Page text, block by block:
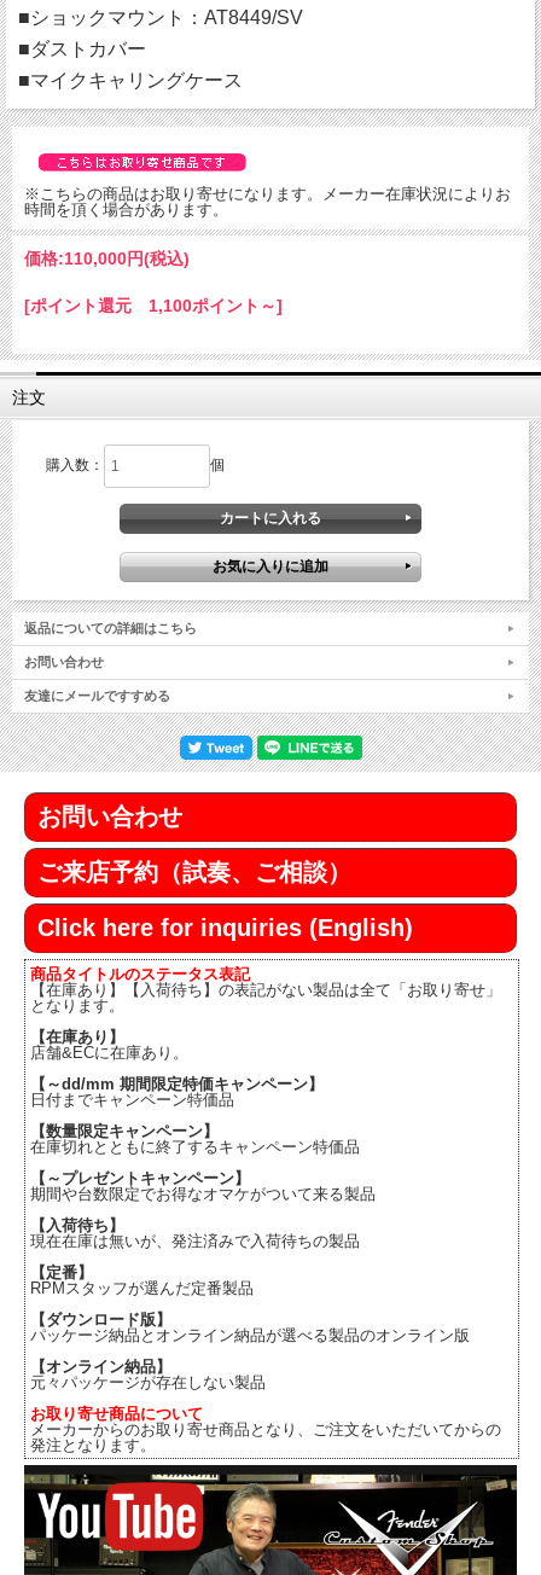
■ショックマウント：AT8449/SV
■ダストカバー
■マイクキャリングケース
※こちらの商品はお取り寄せになります。メーカー在庫状況によりお
時間を頂く場合があります。
価格:110,000円(税込)
[ポイント還元 1,100ポイント～]
注文
購入数： 個
返品についての詳細はこちら
お問い合わせ
友達にメールですすめる
お問い合わせ
ご来店予約（試奏、ご相談）
Click here for inquiries (English)
商品タイトルのステータス表記
【在庫あり】【入荷待ち】の表記がない製品は全て「お取り寄せ」
となります。
【在庫あり】
店舗&ECに在庫あり。
【～dd/mm 期間限定特価キャンペーン】
日付までキャンペーン特価品
【数量限定キャンペーン】
在庫切れとともに終了するキャンペーン特価品
【～プレゼントキャンペーン】
期間や台数限定でお得なオマケがついて来る製品
【入荷待ち】
現在在庫は無いが、発注済みで入荷待ちの製品
【定番】
RPMスタッフが選んだ定番製品
【ダウンロード版】
パッケージ納品とオンライン納品が選べる製品のオンライン版
【オンライン納品】
元々パッケージが存在しない製品
お取り寄せ商品について
メーカーからのお取り寄せ商品となり、ご注文をいただいてからの
発注となります。